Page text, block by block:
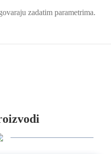
zadatim parametrima.